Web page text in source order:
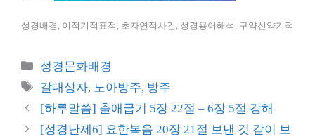
성경배경, 이적기적표적, 초자연적사건, 성경용어해석, 구약신약기적
카
테
리
성경문화배경
태
그
갈대상자, 노아방주, 방주
[하루말씀] 출애굽기 5장 22절 – 6장 5절 강해
[성경난제6] 요한복음 20장 21절 보낸 것 같이 보